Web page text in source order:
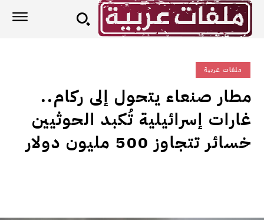
ملفات عربية
مطار صنعاء يتحول إلى ركام..
غارات إسرائيلية تُكبد الحوثيين
خسائر تتجاوز 500 مليون دولار